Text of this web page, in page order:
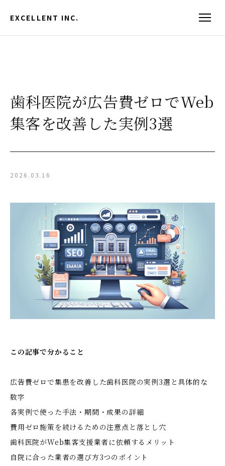
EXCELLENT INC.
歯科医院が広告費ゼロでWeb
集客を改善した実例3選
2026.03.16
この記事で分かること
広告費ゼロで集患を改善した歯科医院の実例3選と具体的な
数字
各実例で使った手法・期間・成果の詳細
費用ゼロ施策を続けるための注意点と落とし穴
歯科医院がWeb集客支援業者に依頼するメリット
自院に合った業者の選び方3つのポイント